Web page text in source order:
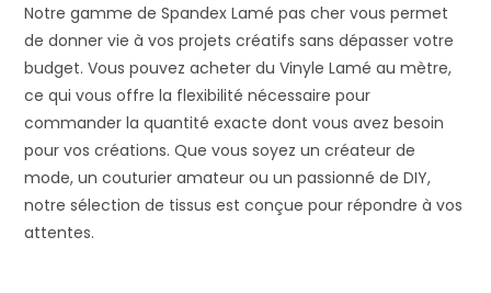
Notre gamme de Spandex Lamé pas cher vous permet
de donner vie à vos projets créatifs sans dépasser votre
budget. Vous pouvez acheter du Vinyle Lamé au mètre,
ce qui vous offre la flexibilité nécessaire pour
commander la quantité exacte dont vous avez besoin
pour vos créations. Que vous soyez un créateur de
mode, un couturier amateur ou un passionné de DIY,
notre sélection de tissus est conçue pour répondre à vos
attentes.